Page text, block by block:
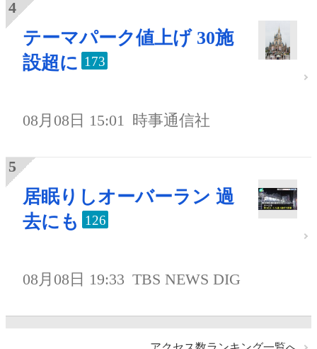
テーマパーク値上げ 30施
設超に 173
08月08日 15:01 時事通信社
居眠りしオーバーラン 過
去にも
126
08月08日 19:33 TBS NEWS DIG